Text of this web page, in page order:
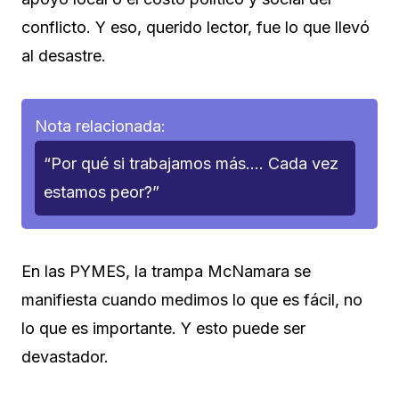
conflicto. Y eso, querido lector, fue lo que llevó
al desastre.
Nota relacionada:
“Por qué si trabajamos más…. Cada vez
estamos peor?”
En las PYMES, la trampa McNamara se
manifiesta cuando medimos lo que es fácil, no
lo que es importante. Y esto puede ser
devastador.